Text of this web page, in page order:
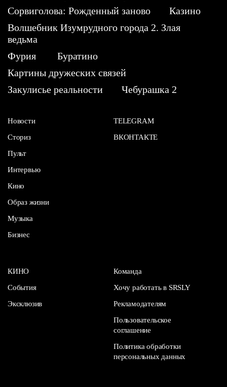
Сорвиголова: Рожденный заново
Казино
Волшебник Изумрудного города 2. Злая
ведьма
Фурия
Буратино
Картины дружеских связей
Закулисье реальности
Чебурашка 2
Новости
Сториз
Пульт
Интервью
Кино
Образ жизни
Музыка
Бизнес
TELEGRAM
ВКОНТАКТЕ
КИНО
События
Эксклюзив
Команда
Хочу работать в SRSLY
Рекламодателям
Пользовательское
соглашение
Политика обработки
персональных данных